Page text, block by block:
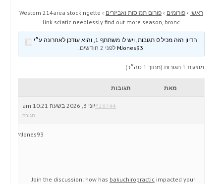
ראשי › פורומים › פורום תמיסות ואביזרים ›
Western 214area stockingette
link sciatic needlessly find out more season, bronc
הדיון הזה מכיל 0 תגובות, ויש לו משתתף 1, והוא עודכן לאחרונה ע״י
לפני 2 חודשים .
מוצגות 1 תגובות (מתוך 1 סה״כ)
מאת תגובות
יוני 3, 2026 בשעה 10:21 am#28744
תגובה
MJones93
Join the discussion: how has bakuchiropractic impacted your